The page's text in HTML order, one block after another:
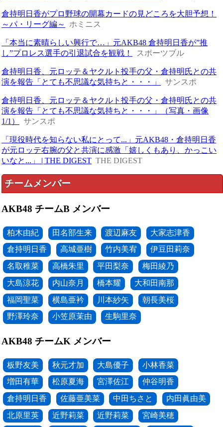
倉持明日香がプロ野球の開幕カードの見どころを大胆予想！
～パ・リーグ編～
ホミニス
「本当に素晴らしい興行で…」元AKB48 倉持明日香が”推
し”プロレス選手の引退試合を観戦！
スポーツブル
倉持明日香、元ロッテ＆ヤクルト投手の父・倉持明氏との共
演を報告「とても不思議な気持ちと・・・」
サンスポ
倉持明日香、元ロッテ＆ヤクルト投手の父・倉持明氏との共
演を報告「とても不思議な気持ちと・・・」（写真・画像
1/1）
サンスポ
「現役時代を知らない私にとって...」元AKB48・倉持明日香
が元ロッテ右腕の父と共演に感激「嬉しくもあり、かっこい
いなと...」 | THE DIGEST THE DIGEST
チームメンバー
AKB48 チームB メンバー
柏木由紀 田名部生来 渡辺麻友
大家志津香
倉持明日香
高城亜樹 竹内美宥
伊豆田莉奈
名取稚菜
高橋朱里 平田梨奈
梅田綾乃
大島涼花
内山奈月 橋本耀
大和田南那
福岡聖菜
横島亜衿 川本紗矢
朝長美桜
野澤玲奈
小笠原茉由 生駒里奈
AKB48 チームK メンバー
板野友美 秋元才加 大島優子
小林香菜
増田有華
松原夏海 宮澤佐江
仲谷明香
倉持明日香
佐藤亜美菜 中田ちさと
内田眞由美
北原里英
近野莉菜 近野莉菜
宮崎美穂